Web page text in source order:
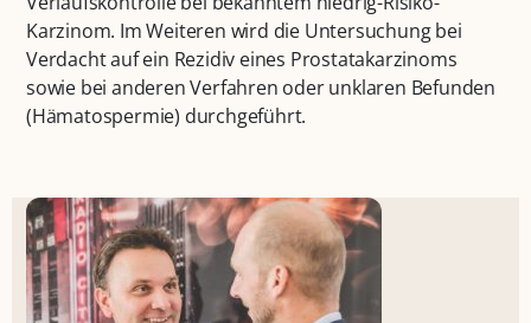
Karzinom. Im Weiteren wird die Untersuchung bei
Verdacht auf ein Rezidiv eines Prostatakarzinoms
sowie bei anderen Verfahren oder unklaren Befunden
(Hämatospermie) durchgeführt.